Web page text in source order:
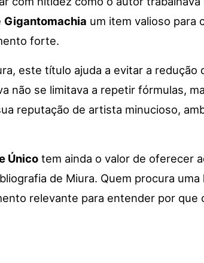
Gigantomachia um item valioso para
forte.
este título ajuda a evitar a redução
não se limitava a repetir fórmulas,
reputação de artista minucioso,
Único tem ainda o valor de oferecer
de Miura. Quem procura
relevante para entender por